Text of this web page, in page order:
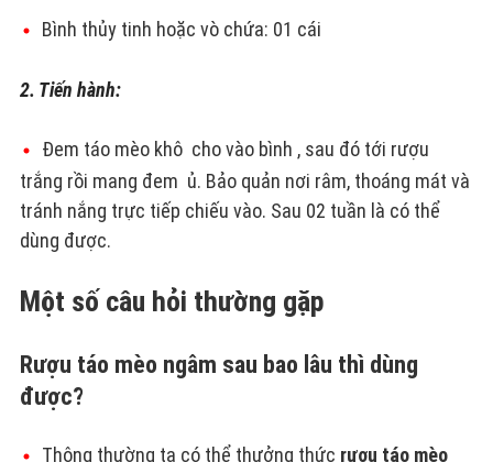
Bình thủy tinh hoặc vò chứa: 01 cái
2. Tiến hành:
Đem táo mèo khô cho vào bình , sau đó tới rượu
trắng rồi mang đem ủ. Bảo quản nơi râm, thoáng mát và
tránh nắng trực tiếp chiếu vào. Sau 02 tuần là có thể
dùng được.
Một số câu hỏi thường gặp
Rượu táo mèo ngâm sau bao lâu thì dùng
được?
Thông thường ta có thể thưởng thức rượu táo mèo